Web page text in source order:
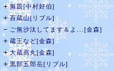
＋無題[中村好伯]
＋百蔵山[リブル]
－ ご無沙汰してます＆よ...[金森]
＋蔵王など[金森]
＋大蔵高丸[金森]
＋黒部五郎岳[リブル]